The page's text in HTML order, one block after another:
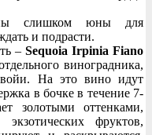
слишком юны для
и подрасти.
–Sequoia Irpinia Fiano
виноградника,
На это вино идут
в бочке в течение 7-
золотыми оттенками,
фруктов,